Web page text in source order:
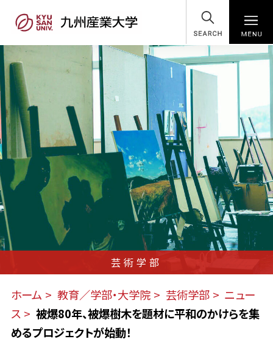
SEARCH
芸術学部
ホーム 教育／学部・大学院 芸術学部
ニュー
ス
被爆80年、被爆樹木を題材に平和のかけらを集
めるプロジェクトが始動！